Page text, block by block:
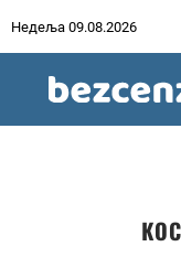
Недеља 09.08.2026